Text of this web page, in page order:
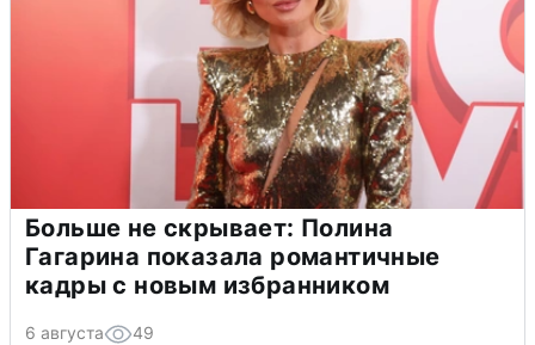
Больше не скрывает: Полина
Гагарина показала романтичные
кадры с новым избранником
6 августа 49